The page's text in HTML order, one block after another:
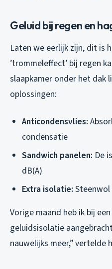
Geluid bij regen en
Laten we eerlijk zijn, dit is
’trommeleffect’ bij regen
slaapkamer onder het dak
oplossingen:
Anticondensvlies:
condensatie
Sandwich panelen: De
dB(A)
Extra isolatie:
Vorige maand heb ik bij
geluidsisolatie
nauwelijks meer,” vertelde